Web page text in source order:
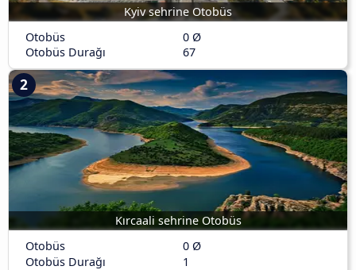
Kyiv sehrine Otobüs
Otobüs
0 Ø
Otobüs Durağı
67
Kırcaali sehrine Otobüs
2
Otobüs
0 Ø
Otobüs Durağı
1